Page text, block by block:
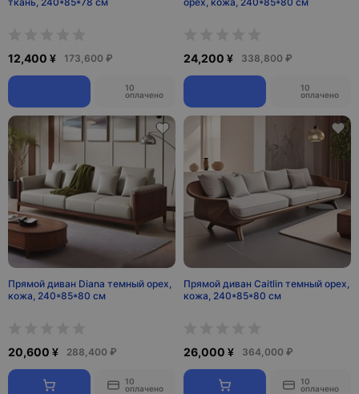
12,400 ¥ 173,600 ₽
10
оплачено
24,200 ¥ 338,800 ₽
10
оплачено
Прямой диван Diana темный орех,
кожа, 240*85*80 см
20,600 ¥ 288,400 ₽
10
оплачено
Прямой диван Caitlin темный орех,
кожа, 240*85*80 см
26,000 ¥ 364,000 ₽
10
оплачено